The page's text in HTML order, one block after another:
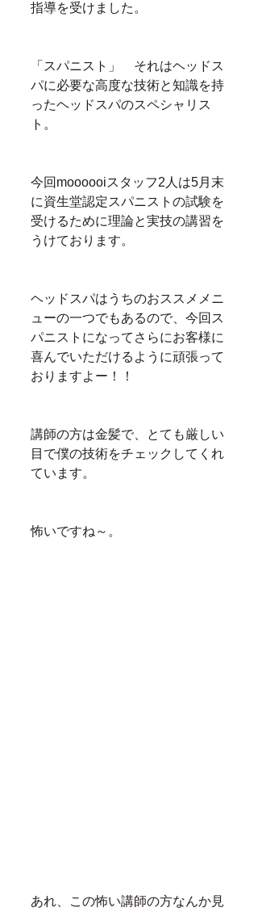
指導を受けました。
「スパニスト」　それはヘッドス
パに必要な高度な技術と知識を持
ったヘッドスパのスペシャリス
ト。
今回moooooiスタッフ2人は5月末
に資生堂認定スパニストの試験を
受けるために理論と実技の講習を
うけております。
ヘッドスパはうちのおススメメニ
ューの一つでもあるので、今回ス
パニストになってさらにお客様に
喜んでいただけるように頑張って
おりますよー！！
講師の方は金髪で、とても厳しい
目で僕の技術をチェックしてくれ
ています。
怖いですね～。
あれ、この怖い講師の方なんか見